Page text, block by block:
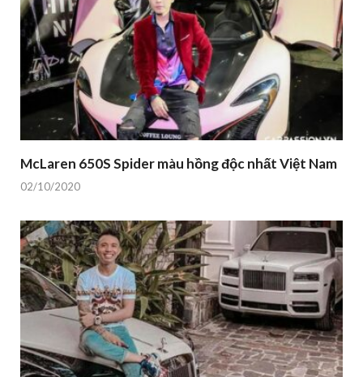
McLaren 650S Spider màu hồng độc nhất Việt Nam
02/10/2020